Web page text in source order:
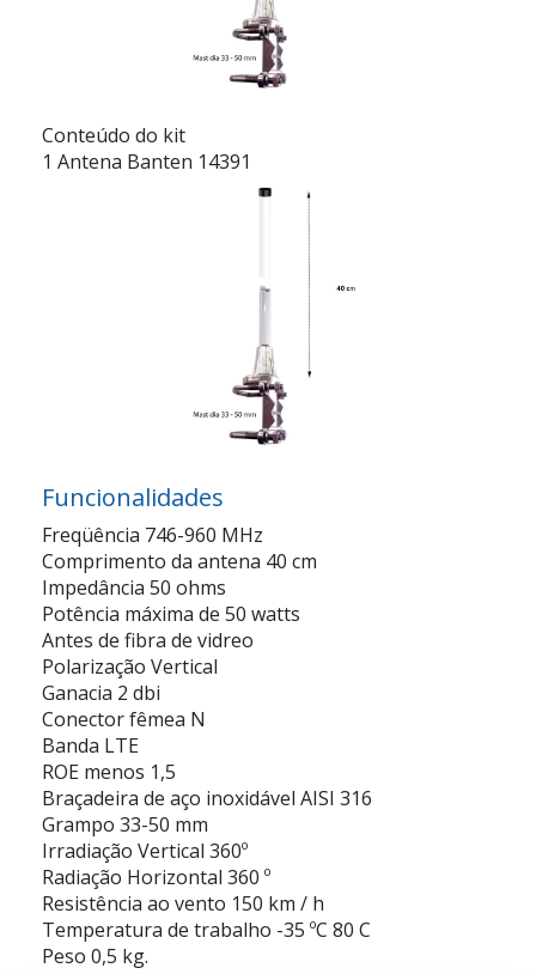
Conteúdo do kit
1 Antena Banten 14391
Funcionalidades
Freqüência 746-960 MHz
Comprimento da antena 40 cm
Impedância 50 ohms
Potência máxima de 50 watts
Antes de fibra de vidreo
Polarização Vertical
Ganacia 2 dbi
Conector fêmea N
Banda LTE
ROE menos 1,5
Braçadeira de aço inoxidável AISI 316
Grampo 33-50 mm
Irradiação Vertical 360º
Radiação Horizontal 360 º
Resistência ao vento 150 km / h
Temperatura de trabalho -35 ºC 80 C
Peso 0,5 kg.